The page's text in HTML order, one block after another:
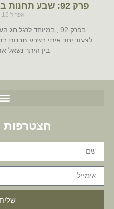
פרק 92: שבע תחנות בדרך לעצמאות אישית
אפריל 15, 2026
בפרק 92 , במיוחד
לצעוד יחד איתי בשבע תחנות
בין היתר נשאל
הצטרפות